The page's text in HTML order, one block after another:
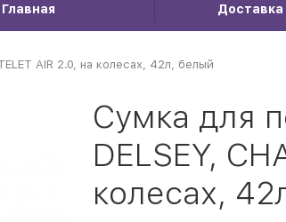
Главная Доставка
AIR 2.0, на колесах, 42л, белый
Сумка для
DELSEY,
колесах,